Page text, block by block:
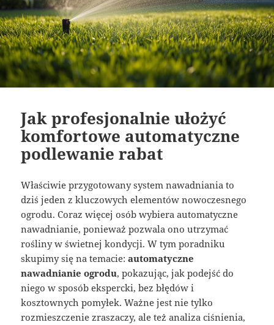
Jak profesjonalnie ułożyć
komfortowe automatyczne
podlewanie rabat
Właściwie przygotowany system nawadniania to
dziś jeden z kluczowych elementów nowoczesnego
ogrodu. Coraz więcej osób wybiera automatyczne
nawadnianie, ponieważ pozwala ono utrzymać
rośliny w świetnej kondycji. W tym poradniku
skupimy się na temacie:automatyczne
nawadnianie ogrodu, pokazując, jak podejść do
niego w sposób ekspercki, bez błędów i
kosztownych pomyłek. Ważne jest nie tylko
rozmieszczenie zraszaczy, ale też analiza ciśnienia,